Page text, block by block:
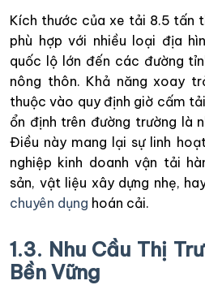
Kích thước của xe tải 8.5 tấn
phù hợp với nhiều loại địa
quốc lộ lớn đến các đường
nông thôn. Khả năng xoay
thuộc vào quy định giờ cấm
ổn định trên đường trường là
Điều này mang lại sự linh
nghiệp kinh doanh vận tải
sản, vật liệu xây dựng nhẹ,
chuyên dụng hoán cải.
1.3. Nhu Cầu Thị
Bền Vững